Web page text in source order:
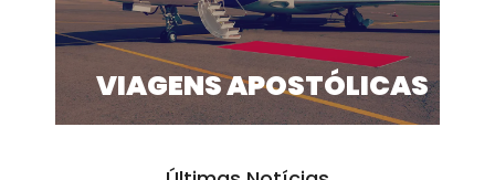
VIAGENS APOSTÓLICAS